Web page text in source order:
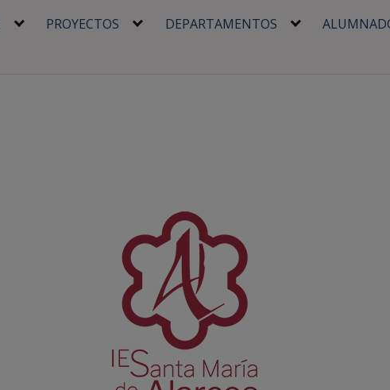
PROYECTOS DEPARTAMENTOS